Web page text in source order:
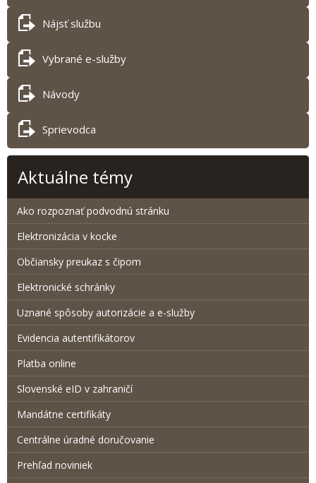
Nájsť službu
Vybrané e-služby
Návody
Sprievodca
Aktuálne témy
Ako rozpoznať podvodnú stránku
Elektronizácia v kocke
Občiansky preukaz s čipom
Elektronické schránky
Uznané spôsoby autorizácie a e-služby
Evidencia autentifikátorov
Platba online
Slovenské eID v zahraničí
Mandátne certifikáty
Centrálne úradné doručovanie
Prehľad noviniek